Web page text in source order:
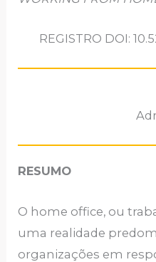
REGISTRO DOI:
RESUMO
O home office, ou
uma realidade
organizações em